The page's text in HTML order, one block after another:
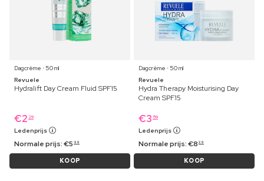
Dagcrème ⋅ 50 ml
Revuele
Hydralift Day Cream Fluid SPF15
€2 29
Ledenprijs
Normale prijs:€5 99
KOOP
Dagcrème ⋅ 50 ml
Revuele
Hydra Therapy Moisturising Day
Cream SPF15
€3 59
Ledenprijs
Normale prijs:€8 29
KOOP